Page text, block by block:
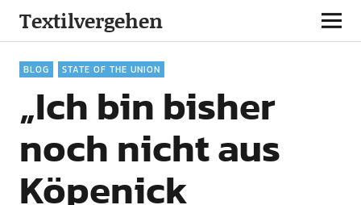
Textilvergehen
BLOG STATE OF THE UNION
„Ich bin bisher
noch nicht aus
Köpenick